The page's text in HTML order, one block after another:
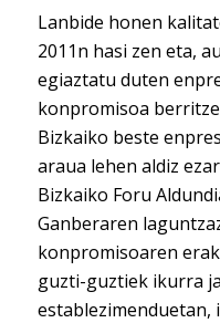
Lanbide honen
2011n hasi zen eta,
egiaztatu duten
konpromisoa
Bizkaiko beste
araua lehen aldiz
Bizkaiko Foru
Ganberaren
konpromisoaren
guzti-guztiek ikurra